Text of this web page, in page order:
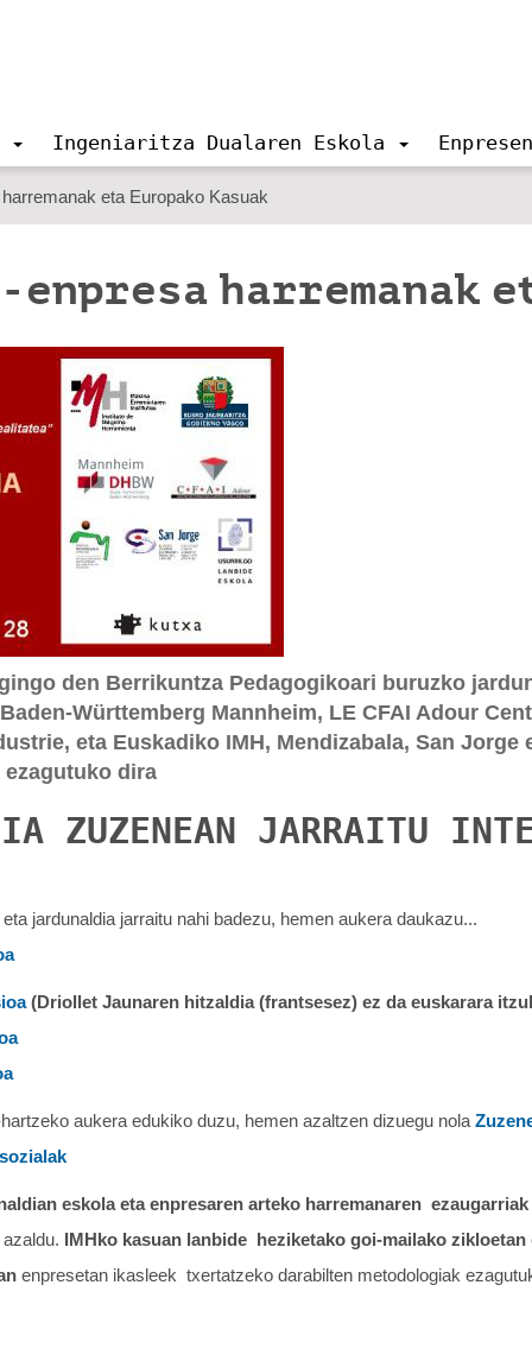
Ingeniaritza Dualaren Eskola
eta Europako Kasuak
harremanak
den Berrikuntza Pedagogikoari buruzko
Württemberg Mannheim, LE CFAI Adour
eta Euskadiko IMH, Mendizabala, San Jorge
dira
ZUZENEAN JARRAITU
jardunaldia jarraitu nahi badezu, hemen aukera daukazu...
(Driollet Jaunaren hitzaldia (frantsesez) ez da euskarara
aukera edukiko duzu, hemen azaltzen dizuegu nola
eskola eta enpresaren arteko harremanaren
IMHko kasuan lanbide heziketako goi-mailako zikloetan
enpresetan ikasleek txertatzeko darabilten metodologiak